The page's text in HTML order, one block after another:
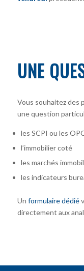
UNE
Vous souhaitez des
une question
les SCPI ou les
l’immobilier coté
les marchés
les indicateurs
Un formulaire dédié
directement aux